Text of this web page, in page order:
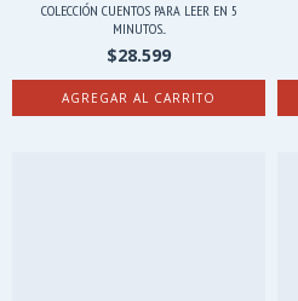
COLECCIÓN CUENTOS PARA LEER EN 5
MINUTOS...
$28.599
AGREGAR AL CARRITO